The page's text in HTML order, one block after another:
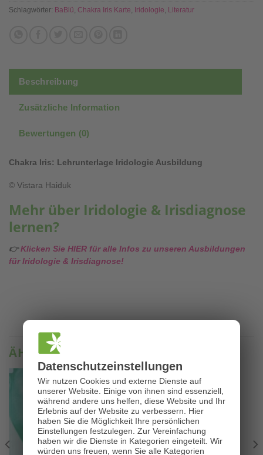
Datenschutz­einstellungen
Wir nutzen Cookies und externe Dienste auf
unserer Website. Einige von ihnen sind essenziell,
während andere uns helfen, diese Website und Ihr
Erlebnis auf der Website zu verbessern. Hier
haben Sie die Möglichkeit Ihre persönlichen
Einstellungen festzulegen. Zur Vereinfachung
haben wir die Dienste in Kategorien eingeteilt. Wir
würden uns freuen, wenn Sie alle Kategorien
Schlagwörter: BaBlü, Chakra Iris Karte, Iridologie, Literatur
Beschreibung
Zusätzliche Information
Bewertungen (0)
Chakra Iris: Lehrunterlage Iridologie Ausbildung
© Vistara Haiduk
Mehr über Iridologie & Irisdiagnose
lernen?
👉Klicken Sie HIER für alle Infos zu unseren Ausbildungen
für Iridologie & Irisdiagnose!
ÄHNLICHE PRODUKTE